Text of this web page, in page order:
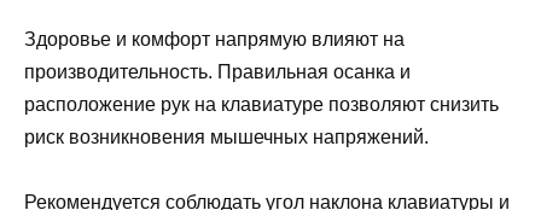
Здоровье и комфорт напрямую влияют на
производительность. Правильная осанка и
расположение рук на клавиатуре позволяют снизить
риск возникновения мышечных напряжений.
Рекомендуется соблюдать угол наклона клавиатуры и